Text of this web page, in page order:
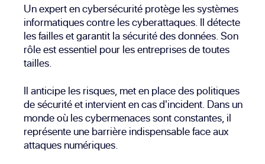
Un expert en cybersécurité protège les systèmes
informatiques contre les cyberattaques. Il détecte
les failles et garantit la sécurité des données. Son
rôle est essentiel pour les entreprises de toutes
tailles.
Il anticipe les risques, met en place des politiques
de sécurité et intervient en cas d'incident. Dans un
monde où les cybermenaces sont constantes, il
représente une barrière indispensable face aux
attaques numériques.